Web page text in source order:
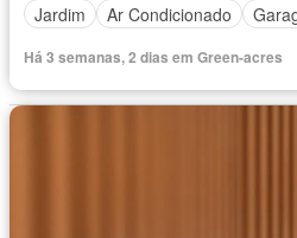
Jardim
Ar Condicionado
Há 3 semanas, 2 dias em Green-acres